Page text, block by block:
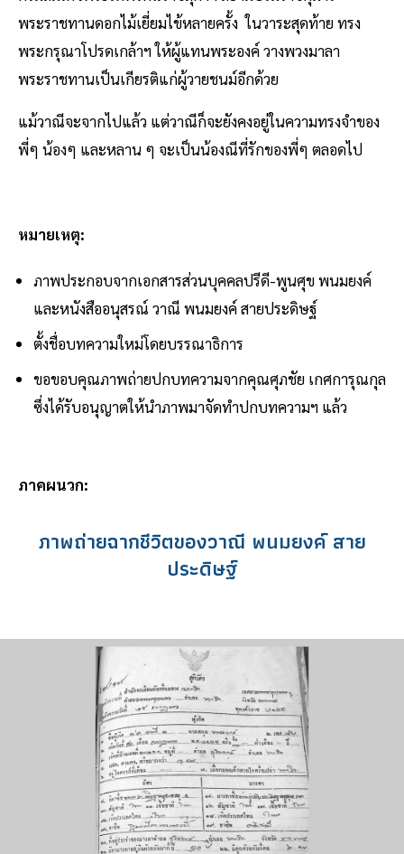
พระราชทานดอกไม้เยี่ยมไข้หลายครั้ง ในวาระสุดท้าย ทรง
พระกรุณาโปรดเกล้าฯ ให้ผู้แทนพระองค์ วางพวงมาลา
พระราชทานเป็นเกียรติแก่ผู้วายชนม์อีกด้วย
แม้วาณีจะจากไปแล้ว แต่วาณีก็จะยังคงอยู่ในความทรงจำของ
พี่ๆ น้องๆ และหลาน ๆ จะเป็นน้องณีที่รักของพี่ๆ ตลอดไป
หมายเหตุ:
ภาพประกอบจากเอกสารส่วนบุคคลปรีดี-พูนศุข พนมยงค์
และหนังสืออนุสรณ์ วาณี พนมยงค์ สายประดิษฐ์
ตั้งชื่อบทความใหม่โดยบรรณาธิการ
ขอขอบคุณภาพถ่ายปกบทความจากคุณศุภชัย เกศการุณกุล
ซึ่งได้รับอนุญาตให้นำภาพมาจัดทำปกบทความฯ แล้ว
ภาคผนวก:
ภาพถ่ายฉากชีวิตของวาณี พนมยงค์ สาย
ประดิษฐ์